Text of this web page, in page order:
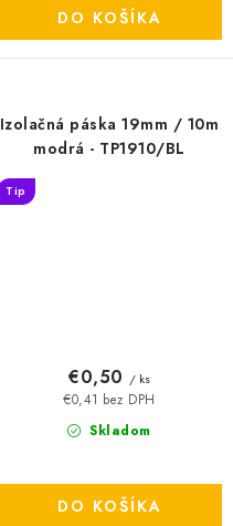
DO KOŠÍKA
Izolačná páska 19mm / 10m
modrá - TP1910/BL
Tip
Skladom
€0,41 bez DPH
€0,50 / ks
DO KOŠÍKA